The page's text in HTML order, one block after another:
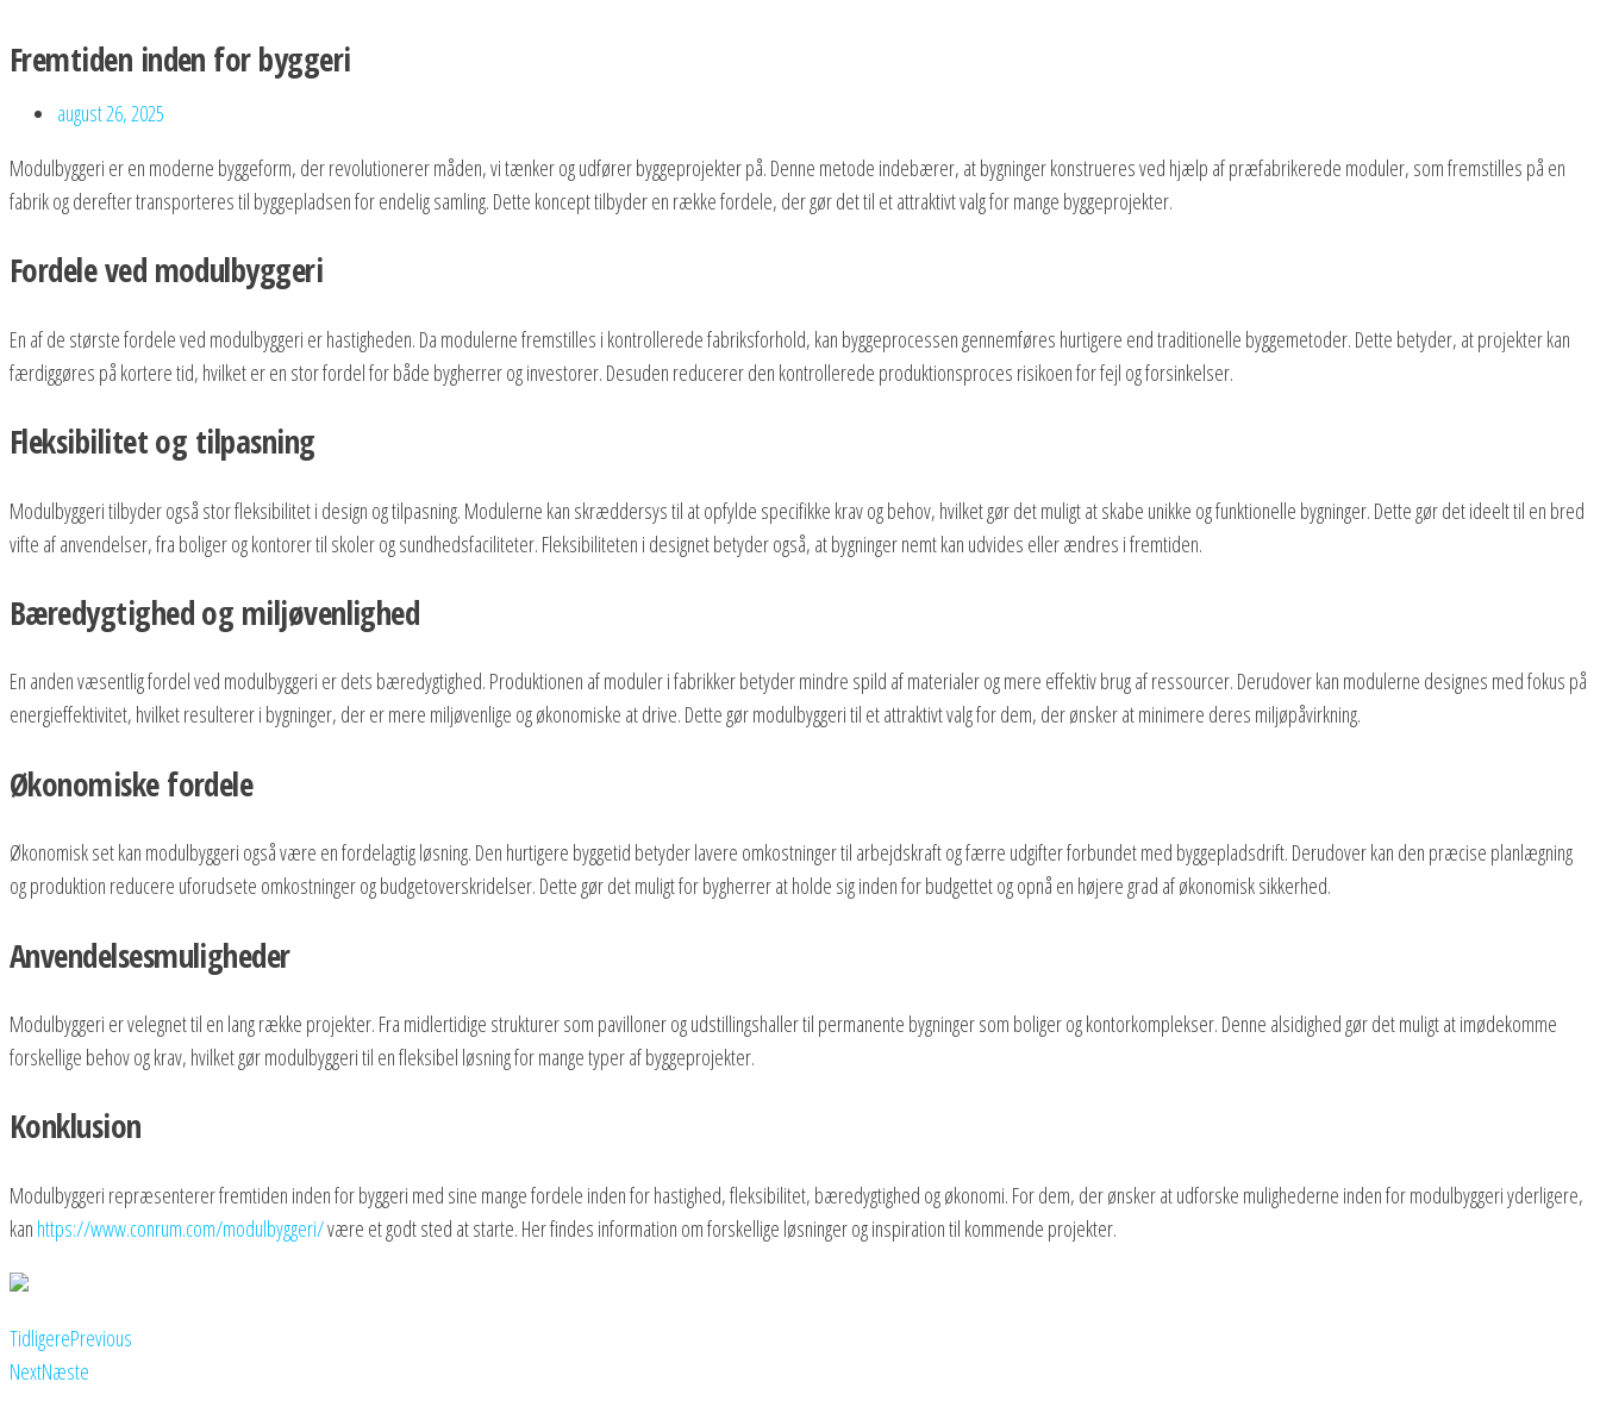
to
content
Fremtiden inden for byggeri
august 26, 2025
Modulbyggeri er en moderne byggeform, der revolutionerer måden, vi tænker og udfører byggeprojekter på. Denne metode indebærer, at bygninger konstrueres ved hjælp af præfabrikerede moduler, som fremstilles på en
fabrik og derefter transporteres til byggepladsen for endelig samling. Dette koncept tilbyder en række fordele, der gør det til et attraktivt valg for mange byggeprojekter.
Fordele ved modulbyggeri
En af de største fordele ved modulbyggeri er hastigheden. Da modulerne fremstilles i kontrollerede fabriksforhold, kan byggeprocessen gennemføres hurtigere end traditionelle byggemetoder. Dette betyder, at projekter kan
færdiggøres på kortere tid, hvilket er en stor fordel for både bygherrer og investorer. Desuden reducerer den kontrollerede produktionsproces risikoen for fejl og forsinkelser.
Fleksibilitet og tilpasning
Modulbyggeri tilbyder også stor fleksibilitet i design og tilpasning. Modulerne kan skræddersys til at opfylde specifikke krav og behov, hvilket gør det muligt at skabe unikke og funktionelle bygninger. Dette gør det ideelt til en bred
vifte af anvendelser, fra boliger og kontorer til skoler og sundhedsfaciliteter. Fleksibiliteten i designet betyder også, at bygninger nemt kan udvides eller ændres i fremtiden.
Bæredygtighed og miljøvenlighed
En anden væsentlig fordel ved modulbyggeri er dets bæredygtighed. Produktionen af moduler i fabrikker betyder mindre spild af materialer og mere effektiv brug af ressourcer. Derudover kan modulerne designes med fokus på
energieffektivitet, hvilket resulterer i bygninger, der er mere miljøvenlige og økonomiske at drive. Dette gør modulbyggeri til et attraktivt valg for dem, der ønsker at minimere deres miljøpåvirkning.
Økonomiske fordele
Økonomisk set kan modulbyggeri også være en fordelagtig løsning. Den hurtigere byggetid betyder lavere omkostninger til arbejdskraft og færre udgifter forbundet med byggepladsdrift. Derudover kan den præcise planlægning
og produktion reducere uforudsete omkostninger og budgetoverskridelser. Dette gør det muligt for bygherrer at holde sig inden for budgettet og opnå en højere grad af økonomisk sikkerhed.
Anvendelsesmuligheder
Modulbyggeri er velegnet til en lang række projekter. Fra midlertidige strukturer som pavilloner og udstillingshaller til permanente bygninger som boliger og kontorkomplekser. Denne alsidighed gør det muligt at imødekomme
forskellige behov og krav, hvilket gør modulbyggeri til en fleksibel løsning for mange typer af byggeprojekter.
Konklusion
Modulbyggeri repræsenterer fremtiden inden for byggeri med sine mange fordele inden for hastighed, fleksibilitet, bæredygtighed og økonomi. For dem, der ønsker at udforske mulighederne inden for modulbyggeri yderligere,
kan https://www.conrum.com/modulbyggeri/være et godt sted at starte. Her findes information om forskellige løsninger og inspiration til kommende projekter.
TidligerePrevious
NextNæste